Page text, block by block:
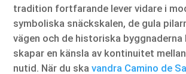
tradition fortfarande lever vidare i
symboliska snäckskalen, de gula
vägen och de historiska byggnaderna
skapar en känsla av kontinuitet
nutid. När du skavandra Camino de